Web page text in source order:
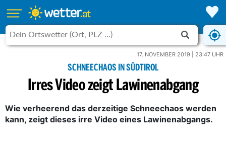
17. NOVEMBER 2019 | 23:47 UHR
SCHNEECHAOS IN SÜDTIROL
Irres Video zeigt Lawinenabgang
Wie verheerend das derzeitige Schneechaos werden
kann, zeigt dieses irre Video eines Lawinenabgangs.